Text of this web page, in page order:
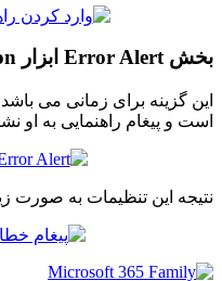
بخش Error Alert ابزار Data Validation اکسل:
این گزینه برای زمانی می باشد
است و پیغام راهنمایی به او
نتیجه این تنظیمات به صورت